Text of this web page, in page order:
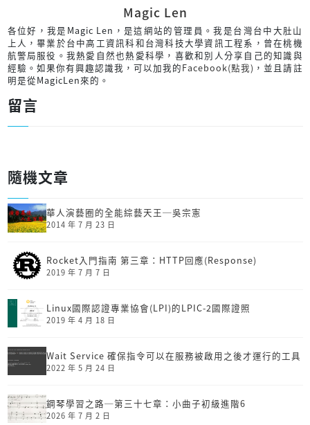
Magic Len
各位好，我是Magic Len，是這網站的管理員。我是台灣台中大肚山
上人，畢業於台中高工資訊科和台灣科技大學資訊工程系，曾在桃機
航警局服役。我熱愛自然也熱愛科學，喜歡和別人分享自己的知識與
經驗。如果你有興趣認識我，可以加我的Facebook(點我) ，並且請註
明是從MagicLen來的。
留言
隨機文章
華人演藝圈的全能綜藝天王─吳宗憲
2014 年 7 月 23 日
Rocket入門指南 第三章：HTTP回應(Response)
2019 年 7 月 7 日
Linux國際認證專業協會(LPI)的LPIC-2國際證照
2019 年 4 月 18 日
Wait Service 確保指令可以在服務被啟用之後才運行的工具
2022 年 5 月 24 日
鋼琴學習之路─第三十七章：小曲子初級進階6
2026 年 7 月 2 日